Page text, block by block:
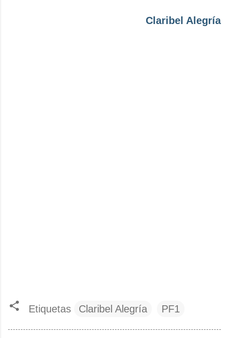
Claribel Alegría
Etiquetas Claribel Alegría PF1